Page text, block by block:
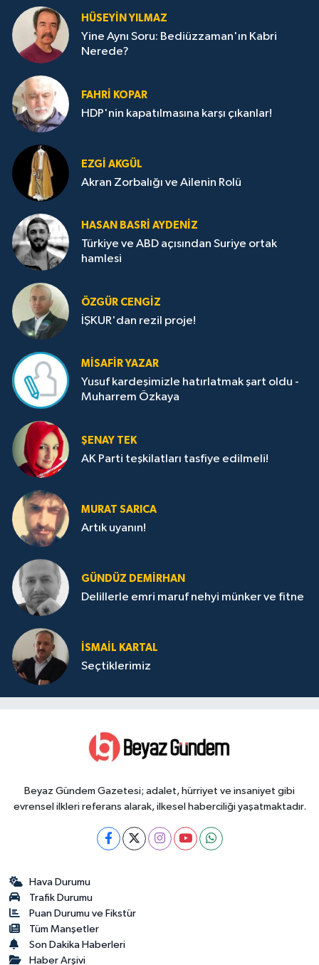
HÜSEYIN YILMAZ
Yine Aynı Soru: Bediüzzaman'ın Kabri
Nerede?
FAHRI KOPAR
HDP'nin kapatılmasına karşı çıkanlar!
EZGI AKGÜL
Akran Zorbalığı ve Ailenin Rolü
HASAN BASRI AYDENIZ
Türkiye ve ABD açısından Suriye ortak
hamlesi
ÖZGÜR CENGIZ
İŞKUR'dan rezil proje!
MISAFIR YAZAR
Yusuf kardeşimizle hatırlatmak şart oldu -
Muharrem Özkaya
ŞENAY TEK
AK Parti teşkilatları tasfiye edilmeli!
MURAT SARICA
Artık uyanın!
GÜNDÜZ DEMIRHAN
Delillerle emri maruf nehyi münker ve fitne
İSMAIL KARTAL
Seçtiklerimiz
Beyaz Gündem Gazetesi; adalet, hürriyet ve insaniyet gibi
evrensel ilkleri referans alarak, ilkesel haberciliği yaşatmaktadır.
Hava Durumu
Trafik Durumu
Puan Durumu ve Fikstür
Tüm Manşetler
Son Dakika Haberleri
Haber Arşivi